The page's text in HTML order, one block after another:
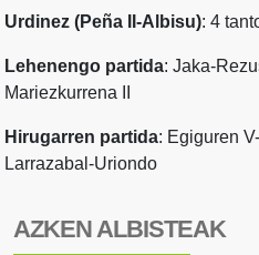
Urdinez (Peña II-Albisu): 4
Lehenengo partida: Jaka-
Mariezkurrena II
Hirugarren partida: Egiguren
Larrazabal-Uriondo
AZKEN ALBISTEAK